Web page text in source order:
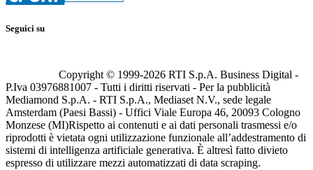
Seguici su
Copyright © 1999-2026 RTI S.p.A. Business Digital -
P.Iva 03976881007 - Tutti i diritti riservati - Per la pubblicità
Mediamond S.p.A. - RTI S.p.A., Mediaset N.V., sede legale
Amsterdam (Paesi Bassi) - Uffici Viale Europa 46, 20093 Cologno
Monzese (MI)Rispetto ai contenuti e ai dati personali trasmessi e/o
riprodotti è vietata ogni utilizzazione funzionale all’addestramento di
sistemi di intelligenza artificiale generativa. È altresì fatto divieto
espresso di utilizzare mezzi automatizzati di data scraping.